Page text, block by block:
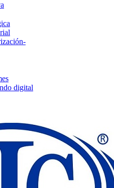
digital